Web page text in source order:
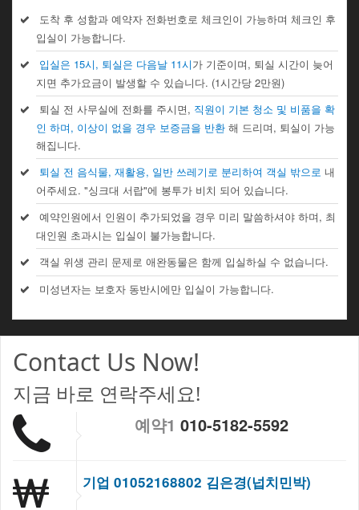
도착 후 성함과 예약자 전화번호로 체크인이 가능하며 체크인 후
입실이 가능합니다.
입실은 15시, 퇴실은 다음날 11시가 기준이며, 퇴실 시간이 늦어
지면 추가요금이 발생할 수 있습니다. (1시간당 2만원)
퇴실 전 사무실에 전화를 주시면, 직원이 기본 청소 및 비품을 확
인 하며, 이상이 없을 경우 보증금을 반환해 드리며, 퇴실이 가능
해집니다.
퇴실 전 음식물, 재활용, 일반 쓰레기로 분리하여 객실 밖으로 내
어주세요. "싱크대 서랍"에 봉투가 비치 되어 있습니다.
예약인원에서 인원이 추가되었을 경우 미리 말씀하셔야 하며, 최
대인원 초과시는 입실이 불가능합니다.
객실 위생 관리 문제로 애완동물은 함께 입실하실 수 없습니다.
미성년자는 보호자 동반시에만 입실이 가능합니다.
Contact Us Now!
지금 바로 연락주세요!
예약1 010-5182-5592
기업 01052168802 김은경(넙치민박)